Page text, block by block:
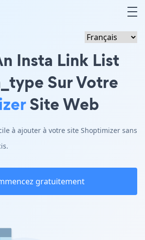
Insta Link List
Sur Votre
Site Web
à ajouter à votre site Shoptimizer sans
gratuitement